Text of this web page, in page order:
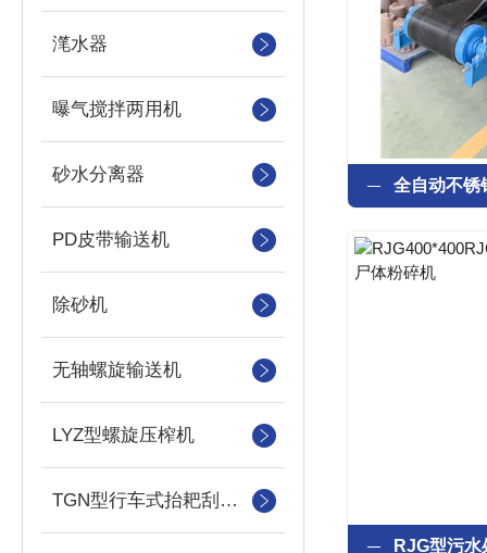
滗水器
曝气搅拌两用机
砂水分离器
PD皮带输送机
除砂机
无轴螺旋输送机
LYZ型螺旋压榨机
TGN型行车式抬耙刮泥（撇渣机）机